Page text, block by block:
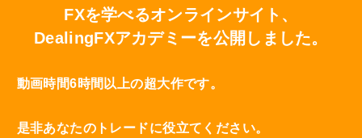
FXを学べるオンラインサイト、
DealingFXアカデミーを公開しました。
動画時間6時間以上の超大作です。
是非あなたのトレードに役立てください。